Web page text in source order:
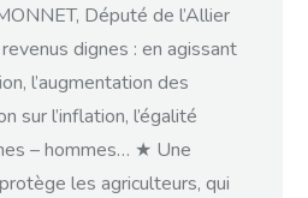
Député de l’Allier
dignes : en agissant
l’augmentation des
sur l’inflation, l’égalité
– hommes… ★ Une
les agriculteurs, qui